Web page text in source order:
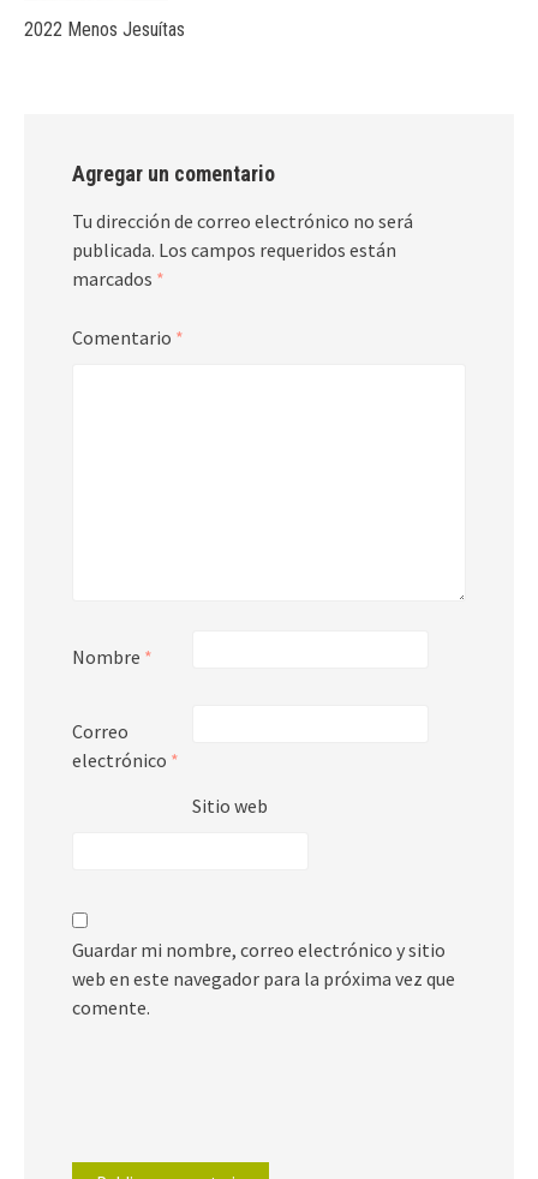
2022 Menos Jesuítas
Agregar un comentario
Tu dirección de correo electrónico no será
publicada. Los campos requeridos están
marcados *
Comentario *
Nombre *
Correo
electrónico *
Sitio web
Guardar mi nombre, correo electrónico y sitio
web en este navegador para la próxima vez que
comente.